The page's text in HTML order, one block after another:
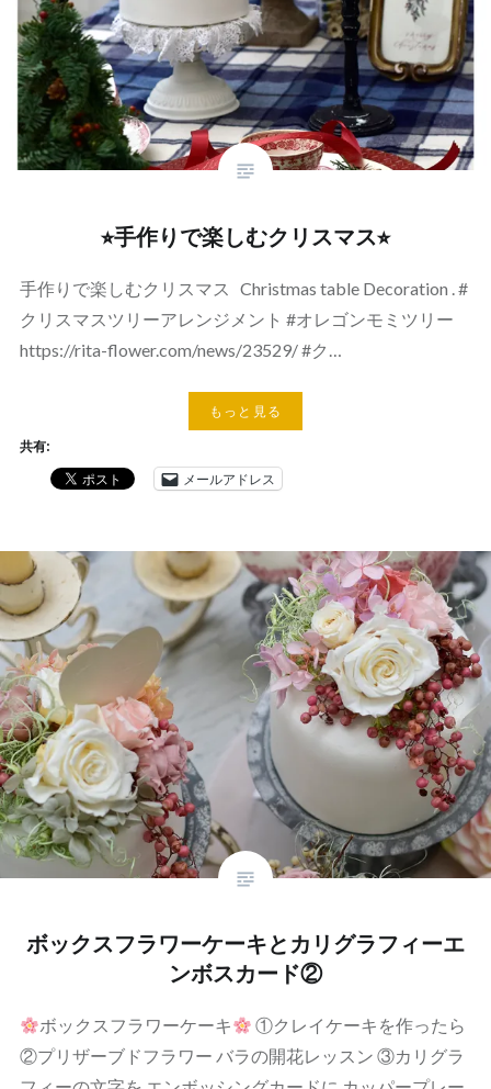
⭐︎手作りで楽しむクリスマス⭐︎
手作りで楽しむクリスマス Christmas table Decoration . #
クリスマスツリーアレンジメント #オレゴンモミツリー
https://rita-flower.com/news/23529/ #ク…
もっと見る
共有:
メールアドレス
ボックスフラワーケーキとカリグラフィーエ
ンボスカード②
ボックスフラワーケーキ
①クレイケーキを作ったら
②プリザーブドフラワー バラの開花レッスン ③カリグラ